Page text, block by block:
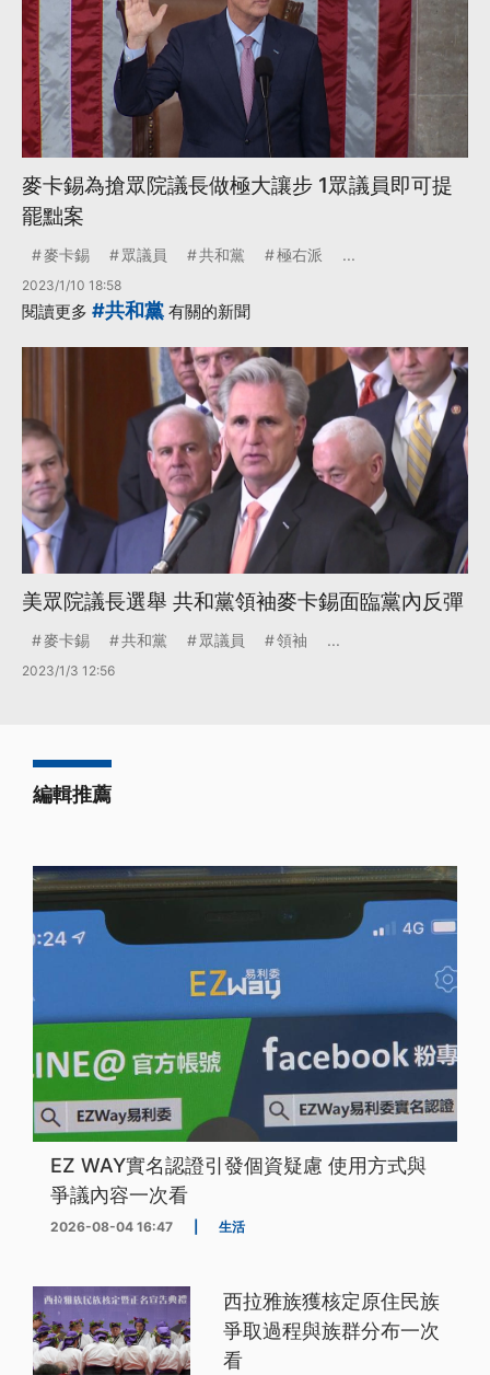
麥卡錫為搶眾院議長做極大讓步 1眾議員即可提
罷黜案
麥卡錫 眾議員 共和黨 極右派 ...
2023/1/10 18:58
閱讀更多 #共和黨 有關的新聞
美眾院議長選舉 共和黨領袖麥卡錫面臨黨內反彈
麥卡錫 共和黨 眾議員 領袖 ...
2023/1/3 12:56
編輯推薦
EZ WAY實名認證引發個資疑慮 使用方式與
爭議內容一次看
2026-08-04 16:47 生活
西拉雅族獲核定原住民族
爭取過程與族群分布一次
看